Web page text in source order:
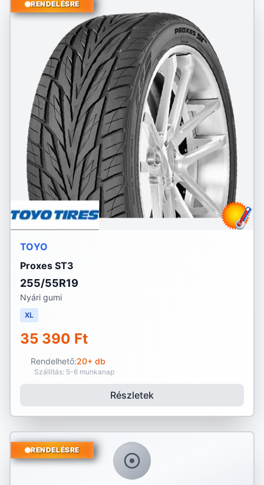
RENDELÉSRE
TOYO
Proxes ST3
255/55R19
Nyári gumi
XL
35 390 Ft
Rendelhető:20+ db
Szállítás: 5-6 munkanap
Részletek
RENDELÉSRE